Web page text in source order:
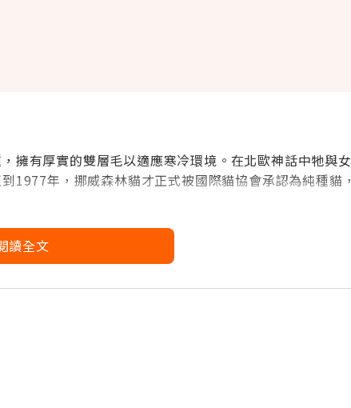
擁有厚實的雙層毛以適應寒冷環境。在北歐神話中牠與女
1977年，挪威森林貓才正式被國際貓協會承認為純種貓，
讀全文